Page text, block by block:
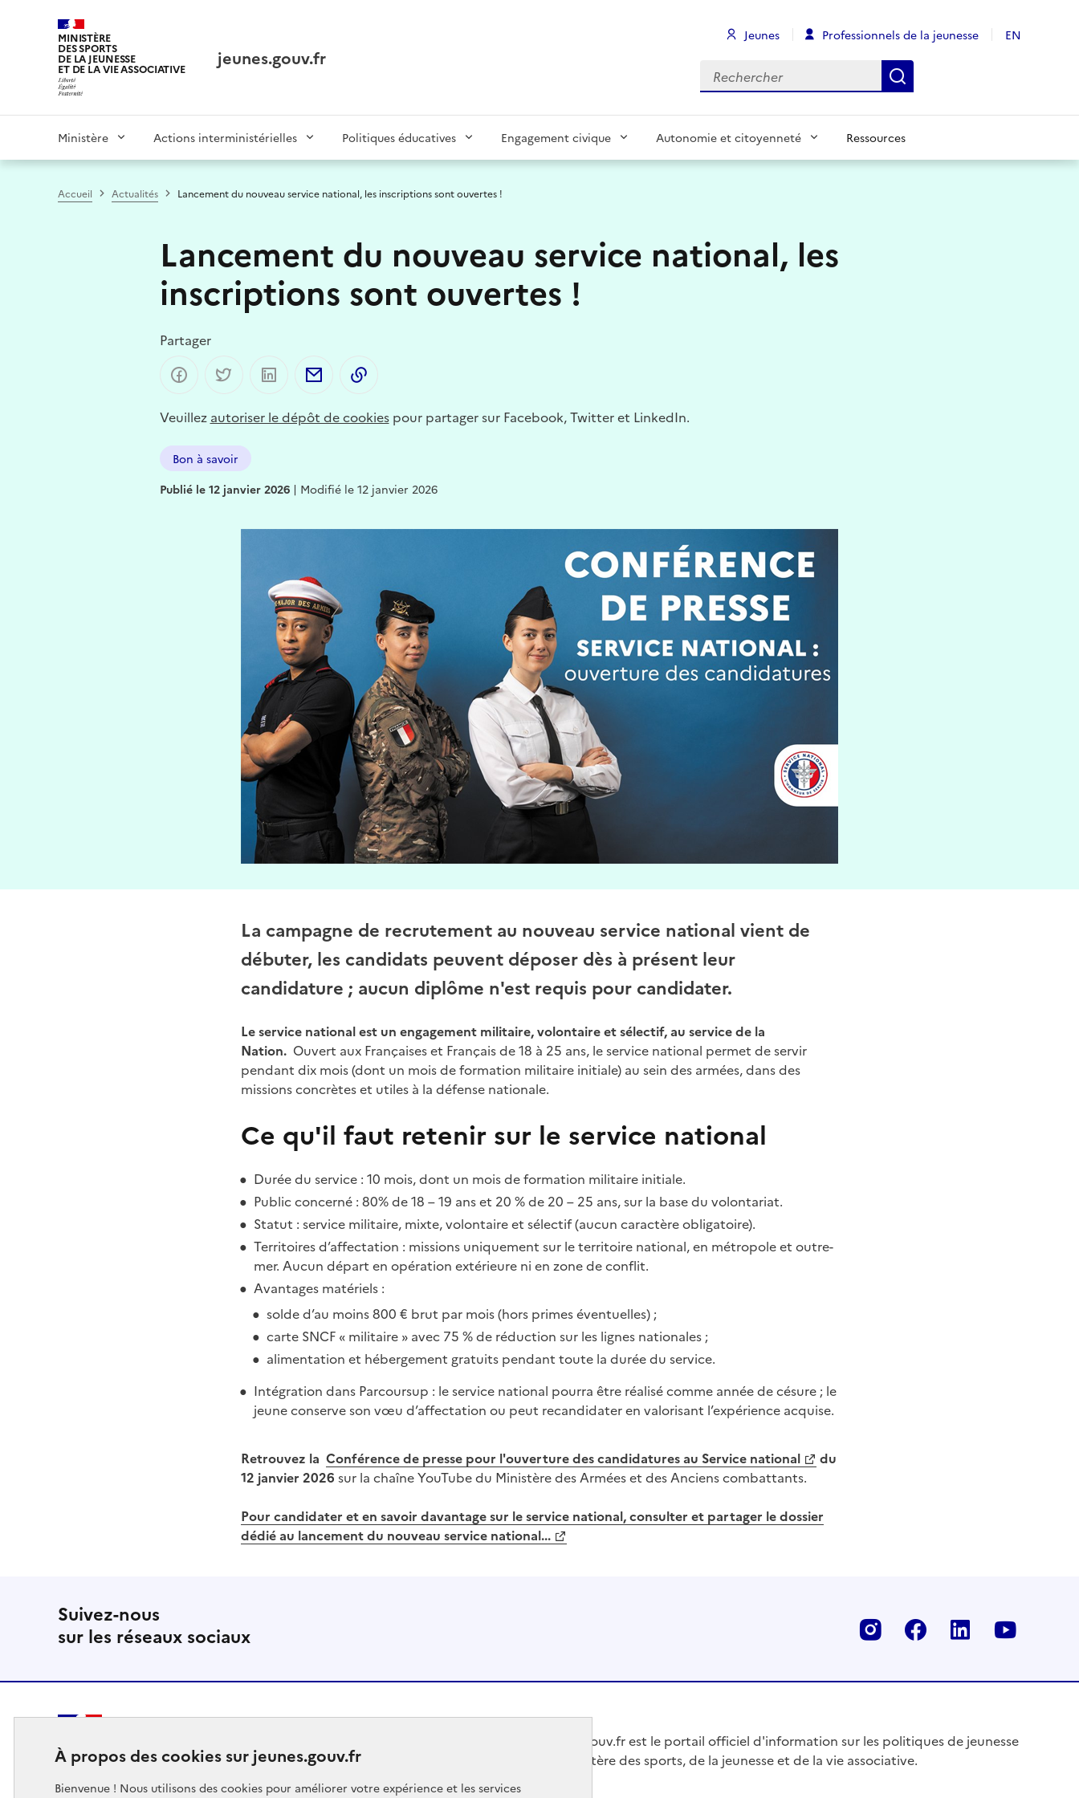
MINISTÈRE
DES SPORTS
DE LA JEUNESSE
ET DE LA VIE ASSOCIATIVE
jeunes.gouv.fr
Jeunes Professionnels de la jeunesse EN
Rechercher
navigation
Ministère Actions interministérielles Politiques éducatives Engagement civique Autonomie et citoyenneté Ressources
Accueil Actualités Lancement du nouveau service national, les inscriptions sont ouvertes !
Lancement du nouveau service national, les
inscriptions sont ouvertes !
Partager
Partager sur Facebook
Partager sur Twitter
Partager sur LinkedIn
Partager par email
Veuillez autoriser le dépôt de cookiespour partager sur Facebook, Twitter et LinkedIn.
Bon à savoir
Publié le 12 janvier 2026| Modifié le 12 janvier 2026
La campagne de recrutement au nouveau service national vient de
débuter, les candidats peuvent déposer dès à présent leur
candidature ; aucun diplôme n'est requis pour candidater.
Le service national est un engagement militaire, volontaire et sélectif, au service de la
Nation. Ouvert aux Françaises et Français de 18 à 25 ans, le service national permet de servir
pendant dix mois (dont un mois de formation militaire initiale) au sein des armées, dans des
missions concrètes et utiles à la défense nationale.
Ce qu'il faut retenir sur le service national
Durée du service : 10 mois, dont un mois de formation militaire initiale.
Public concerné : 80% de 18 – 19 ans et 20 % de 20 – 25 ans, sur la base du volontariat.
Statut : service militaire, mixte, volontaire et sélectif (aucun caractère obligatoire).
Territoires d’affectation : missions uniquement sur le territoire national, en métropole et outre-
mer. Aucun départ en opération extérieure ni en zone de conflit.
Avantages matériels :
solde d’au moins 800 € brut par mois (hors primes éventuelles) ;
carte SNCF « militaire » avec 75 % de réduction sur les lignes nationales ;
alimentation et hébergement gratuits pendant toute la durée du service.
Intégration dans Parcoursup : le service national pourra être réalisé comme année de césure ; le
jeune conserve son vœu d’affectation ou peut recandidater en valorisant l’expérience acquise.
Retrouvez la Conférence de presse pour l'ouverture des candidatures au Service national
du
12 janvier 2026 sur la chaîne YouTube du Ministère des Armées et des Anciens combattants.
Pour candidater et en savoir davantage sur le service national, consulter et partager le dossier
dédié au lancement du nouveau service national...
Suivez-nous
sur les réseaux sociaux
InstagramFacebookLinkedin
MINISTÈRE
DES SPORTS
DE LA JEUNESSE
Jeunes.gouv.fr est le portail officiel d'information sur les politiques de jeunesse
du Ministère des sports, de la jeunesse et de la vie associative.
À propos des cookies sur jeunes.gouv.fr
Bienvenue ! Nous utilisons des cookies pour améliorer votre expérience et les services